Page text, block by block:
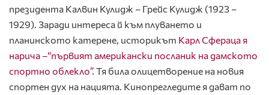
президента Калвин Кулидж – Грейс Кулидж (1923 –
1929). Заради интереса й към плуването и
планинското катерене, историкът Kарл Сфераца я
нарича –“първият американски посланик на дамското
спортно облекло”. Тя била олицетворение на новия
спортен дух на нацията. Кинопрегледите я дават по